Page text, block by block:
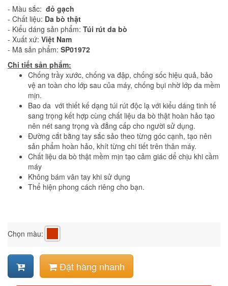
- Màu sắc: đỏ gạch
- Chất liệu: Da bò thật
- Kiểu dáng sản phẩm: Túi rút da bò
- Xuất xứ: Việt Nam
- Mã sản phẩm: SP01972
Chi tiết sản phẩm:
Chống trầy xước, chống va đập, chống sốc hiệu quả, bảo
vệ an toàn cho lớp sau của máy, chống bụi nhờ lớp da mềm
mịn.
Bao da với thiết kế dạng túi rút độc lạ với kiểu dáng tinh tế
sang trọng kết hợp cùng chất liệu da bò thật hoàn hảo tạo
nên nét sang trọng và đẳng cấp cho người sử dụng.
Đường cắt bằng tay sắc sảo theo từng góc cạnh, tạo nên
sản phẩm hoàn hảo, khít từng chi tiết trên thân máy.
Chất liệu da bò thật mềm mịn tạo cảm giác dể chịu khi cầm
máy
Không bám vân tay khi sử dụng
Thể hiện phong cách riêng cho bạn.
Chọn màu:
Đặt hàng nhanh